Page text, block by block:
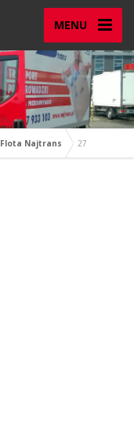
MENU
Flota Najtrans 27